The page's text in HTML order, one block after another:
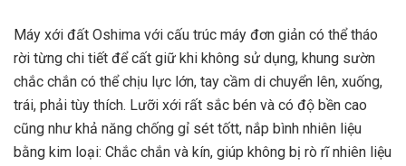
Máy xới đất Oshima với cấu trúc máy đơn giản có thể tháo
rời từng chi tiết để cất giữ khi không sử dụng, khung sườn
chắc chắn có thể chịu lực lớn, tay cầm di chuyển lên, xuống,
trái, phải tùy thích. Lưỡi xới rất sắc bén và có độ bền cao
cũng như khả năng chống gỉ sét tốtt, nắp bình nhiên liệu
bằng kim loại: Chắc chắn và kín, giúp không bị rò rĩ nhiên liệu